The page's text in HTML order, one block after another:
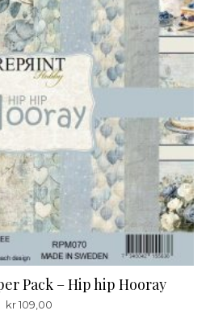
Pack – Hip hip Hooray
kr109,00